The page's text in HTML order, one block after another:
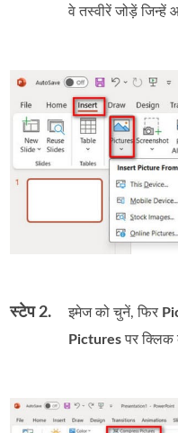
वे तस्वीरें जोड़ें
स्टेप 2. इमेज को चुनें, फिर
Picturesपर